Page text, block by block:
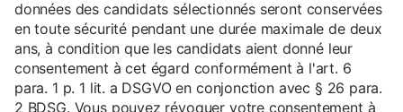
données des candidats sélectionnés seront conservées
en toute sécurité pendant une durée maximale de deux
ans, à condition que les candidats aient donné leur
consentement à cet égard conformément à l'art. 6
para. 1 p. 1 lit. a DSGVO en conjonction avec § 26 para.
2 BDSG. Vous pouvez révoquer votre consentement à